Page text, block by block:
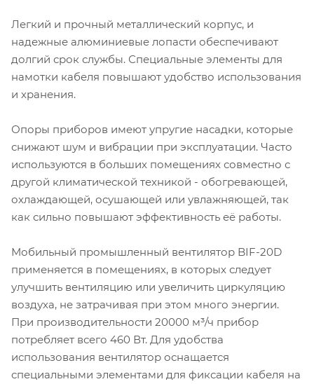
Легкий и прочный металлический корпус, и
надежные алюминиевые лопасти обеспечивают
долгий срок службы. Специальные элементы для
намотки кабеля повышают удобство использования
и хранения.
Опоры приборов имеют упругие насадки, которые
снижают шум и вибрации при эксплуатации. Часто
используются в больших помещениях совместно с
другой климатической техникой - обогревающей,
охлаждающей, осушающей или увлажняющей, так
как сильно повышают эффективность её работы.
Мобильный промышленный вентилятор BIF-20D
применяется в помещениях, в которых следует
улучшить вентиляцию или увеличить циркуляцию
воздуха, не затрачивая при этом много энергии.
При производительности 20000 м³/ч прибор
потребляет всего 460 Вт. Для удобства
использования вентилятор оснащается
специальными элементами для фиксации кабеля на